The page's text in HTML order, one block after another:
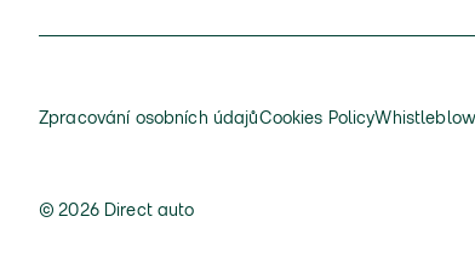
Zpracování osobních údajůCookies Policy
© 2026 Direct auto